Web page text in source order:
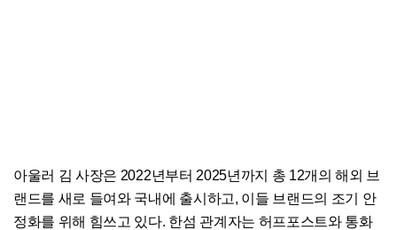
아울러 김 사장은 2022년부터 2025년까지 총 12개의 해외 브
랜드를 새로 들여와 국내에 출시하고, 이들 브랜드의 조기 안
정화를 위해 힘쓰고 있다. 한섬 관계자는 허프포스트와 통화